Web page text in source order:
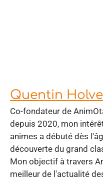
Quentin
Co-fondateur de
depuis 2020, mon
animes a débuté dès
découverte du grand
Mon objectif à travers
meilleur de l'actualité